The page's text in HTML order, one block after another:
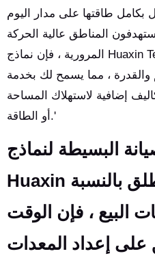
المناطق عالية الحركة
المرورية ، فإن نماذج Huaxin Technology تتمكن من تحقيق
والقدرة ، مما يسمح لك بخدمة
إضافية لاستهلاك المساحة
أو الطاقة.'
البسيطة لنماذج
Huaxin في الهواء الطلق بالنسبة
البيع ، فإن الوقت
على إعداد المعدات